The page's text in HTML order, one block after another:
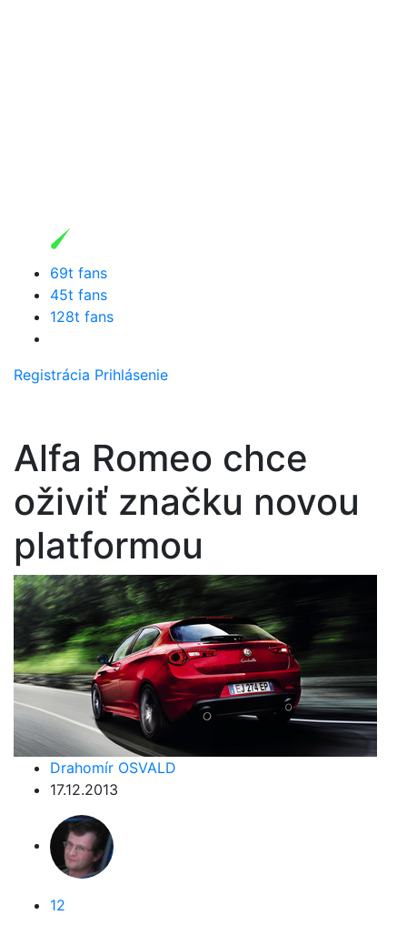
69t fans
45t fans
128t fans
Registrácia Prihlásenie
Alfa Romeo chce
oživiť značku novou
platformou
Drahomír OSVALD
17.12.2013
12